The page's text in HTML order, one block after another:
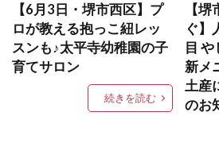
【6月3日・堺市西区】プ
ロが教える抱っこ紐レッ
スンも♪太平寺幼稚園の子
育てサロン
続きを読む
【
ぐ】
目
新メ
土産
のお